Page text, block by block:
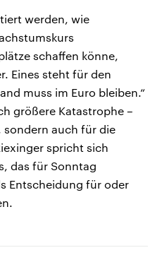
werden, wie
schaffen könne,
Eines steht für den
muss im Euro bleiben.“
größere Katastrophe –
auch für die
spricht sich
das für Sonntag
Entscheidung für oder